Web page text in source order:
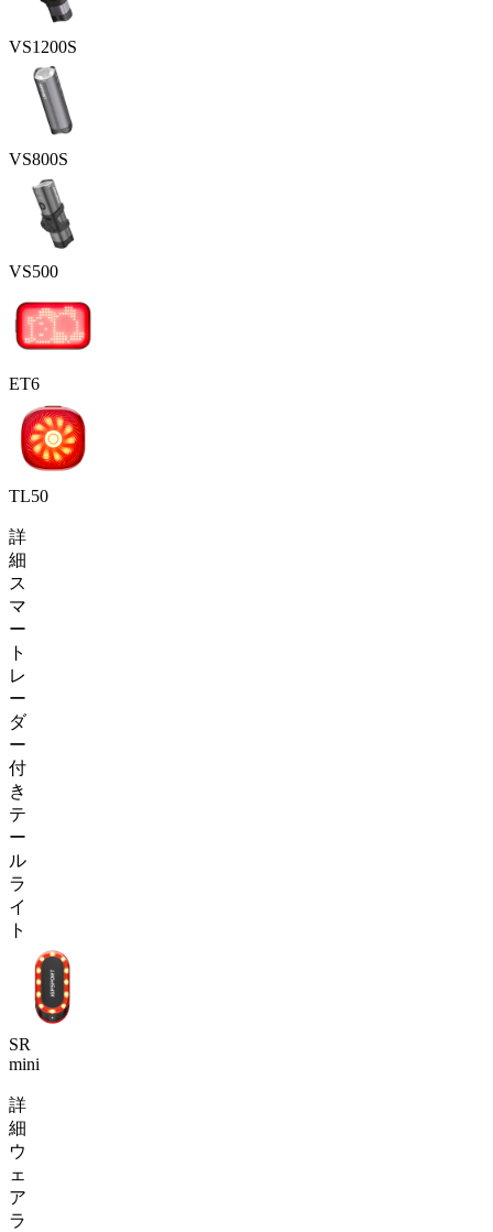
VS1200S
VS800S
VS500
ET6
TL50
詳
細
ス
マ
ー
ト
レ
ー
ダ
ー
付
き
テ
ー
ル
ラ
イ
ト
SR
mini
詳
細
ウ
ェ
ア
ラ